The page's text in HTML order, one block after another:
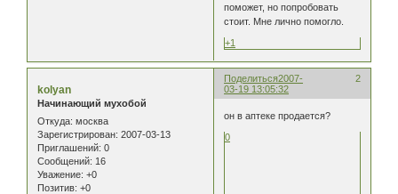
поможет, но попробовать
стоит. Мне лично помогло.
+1
Поделиться 2
2007-
03-19 13:05:32
kolyan
Начинающий мухобой
Откуда: москва
Зарегистрирован: 2007-03-13
Приглашений: 0
Сообщений: 16
Уважение: +0
Позитив: +0
он в аптеке продается?
0